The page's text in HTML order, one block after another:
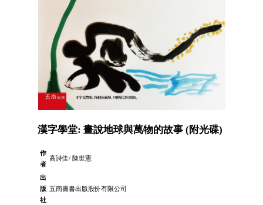
漢字學堂: 畫說地球與萬物的故事 (附光碟)
作
者
高詩佳/ 陳世憲
出
版
社
五南圖書出版股份有限公司